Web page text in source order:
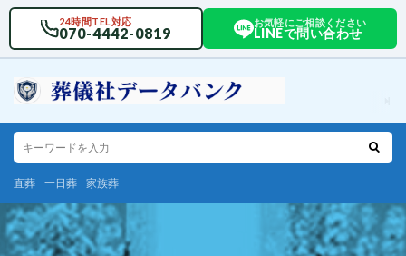
24時間TEL対応
070-4442-0819
お気軽にご相談ください
LINEで問い合わせ
直葬 一日葬 家族葬